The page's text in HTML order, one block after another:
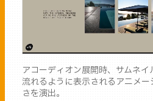
アコーディオン展開時、サムネ
流れるように表示されるアニメ
さを演出。